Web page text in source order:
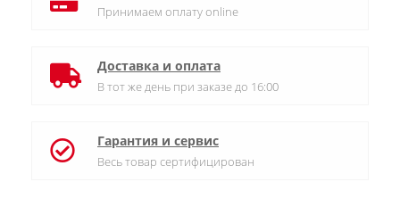
Принимаем оплату online
Доставка и оплата
В тот же день при заказе до 16:00
Гарантия и сервис
Весь товар сертифицирован